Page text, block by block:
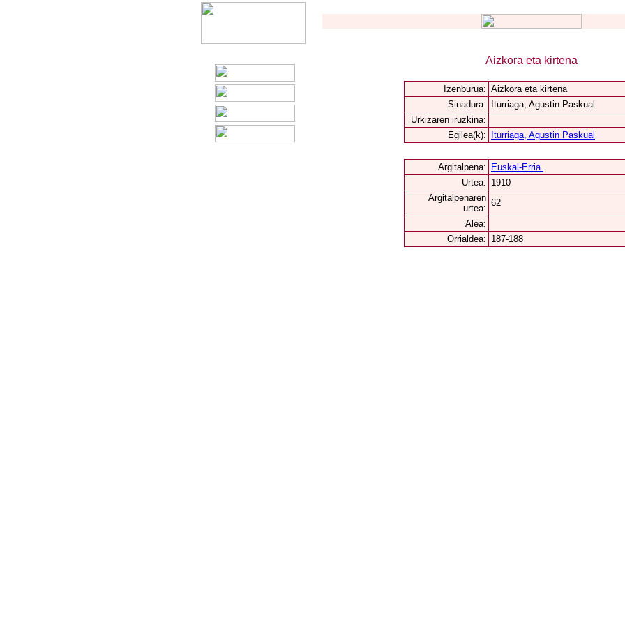
Aizkora eta kirtena
Izenburua: Aizkora eta kirtena
Sinadura:
Iturriaga, Agustin Paskual
Urkizaren iruzkina:
Egilea(k):
Iturriaga, Agustin Paskual
Argitalpena:
Euskal-Erria.
Urtea: 1910
Argitalpenaren
urtea:
62
Alea:
Orrialdea: 187-188